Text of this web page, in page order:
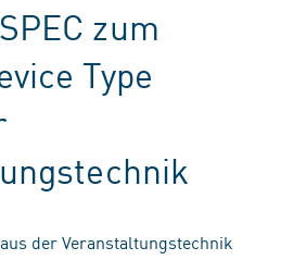
zum
Type
der Veranstaltungstechnik